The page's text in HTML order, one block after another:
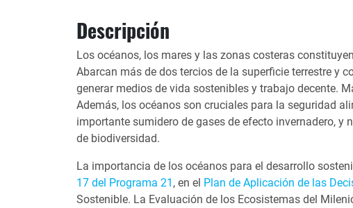
Descripción
Los océanos, los mares y las zonas costeras
Abarcan más de dos tercios de la superficie terrestre y
generar medios de vida sostenibles y trabajo decente.
Además, los océanos son cruciales para la seguridad
importante sumidero de gases de efecto invernadero,
de biodiversidad.
La importancia de los océanos para el desarrollo
17 del Programa 21 , en el Plan de Aplicación de las
Sostenible. La Evaluación de los Ecosistemas del